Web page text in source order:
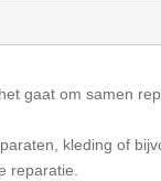
gaat om samen
kleding of
reparatie.